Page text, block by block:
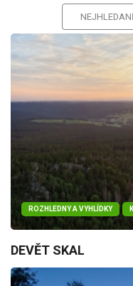
ROZHLEDNY A VYHLÍDKY
DEVĚT SKAL